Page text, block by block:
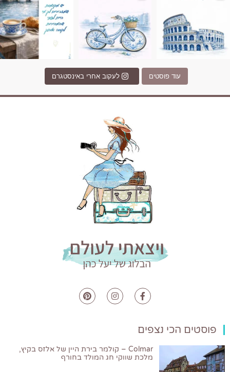
עוד פוסטים לעקוב אחרי באינסטגרם
פוסטים הכי נצפים
Colmar – קולמר בירת היין של אלזס בקיץ,
מלכת שווקי חג המולד בחורף